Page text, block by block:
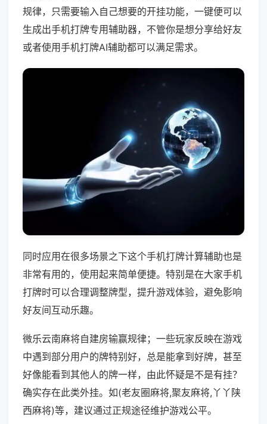
规律，只需要输入自己想要的开挂功能，一键便可以
生成出手机打牌专用辅助器，不管你是想分享给好友
或者使用手机打牌AI辅助都可以满足需求。
同时应用在很多场景之下这个手机打牌计算辅助也是
非常有用的，使用起来简单便捷。特别是在大家手机
打牌时可以合理调整牌型，提升游戏体验，避免影响
好友间互动乐趣。
微乐云南麻将自建房输赢规律；一些玩家反映在游戏
中遇到部分用户的牌特别好，总是能拿到好牌，甚至
好像能看到其他人的牌一样，由此怀疑是不是有挂？
确实存在此类外挂。如(老友圈麻将,聚友麻将,丫丫陕
西麻将)等，建议通过正规途径维护游戏公平。